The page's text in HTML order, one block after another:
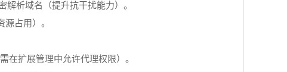
解析域名（提升抗干扰能力）。
占用）。
扩展管理中允许代理权限）。